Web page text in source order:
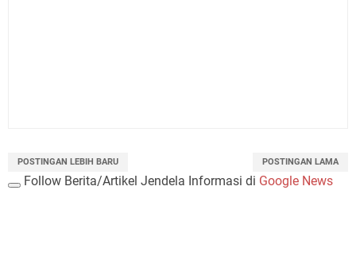
POSTINGAN LEBIH BARU POSTINGAN LAMA
Follow Berita/Artikel Jendela Informasi di Google News